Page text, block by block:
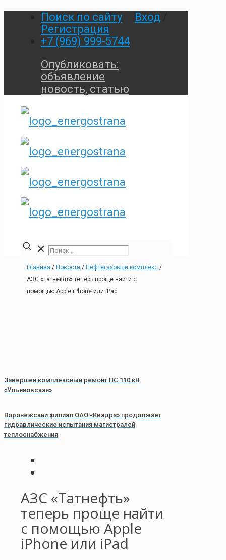
Поиск по сайту Вход
Регистрация
+7 (969) 999-5744
Опубликовать:
объявление
новость, статью
✕
Главная / Новости / Нефтегазовый комплекс /
АЗС «Татнефть» теперь проще найти с
помощью Apple iPhone или iPad
Завершен комплексный ремонт ПС 110 кВ
«Ульяновская»
Воронежский филиал ОАО «Квадра» продолжает
гидравлические испытания магистралей
теплоснабжения
АЗС «Татнефть»
теперь проще найти
с помощью Apple
iPhone или iPad